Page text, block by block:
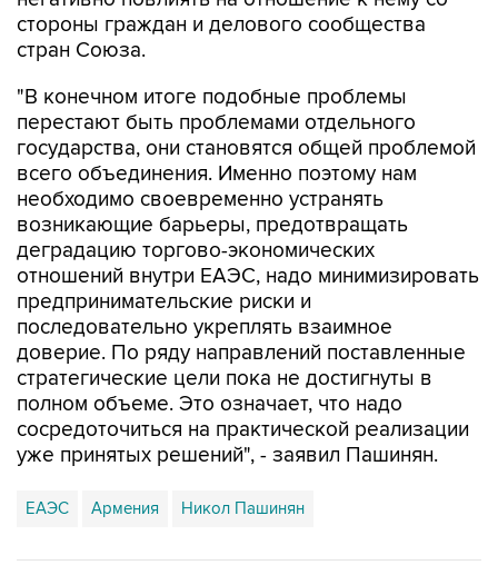
стороны граждан и делового сообщества
стран Союза.
"В конечном итоге подобные проблемы
перестают быть проблемами отдельного
государства, они становятся общей проблемой
всего объединения. Именно поэтому нам
необходимо своевременно устранять
возникающие барьеры, предотвращать
деградацию торгово-экономических
отношений внутри ЕАЭС, надо минимизировать
предпринимательские риски и
последовательно укреплять взаимное
доверие. По ряду направлений поставленные
стратегические цели пока не достигнуты в
полном объеме. Это означает, что надо
сосредоточиться на практической реализации
уже принятых решений", - заявил Пашинян.
ЕАЭС Армения Никол Пашинян